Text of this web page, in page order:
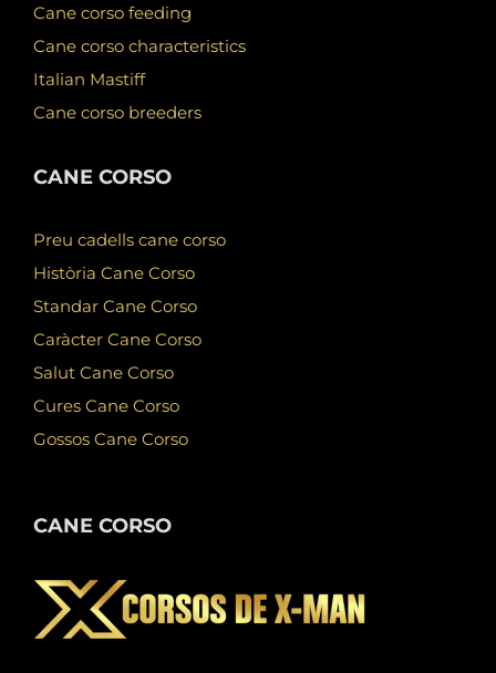
Cane corso feeding
Cane corso characteristics
Italian Mastiff
Cane corso breeders
CANE CORSO
Preu cadells cane corso
Història Cane Corso
Standar Cane Corso
Caràcter Cane Corso
Salut Cane Corso
Cures Cane Corso
Gossos Cane Corso
CANE CORSO